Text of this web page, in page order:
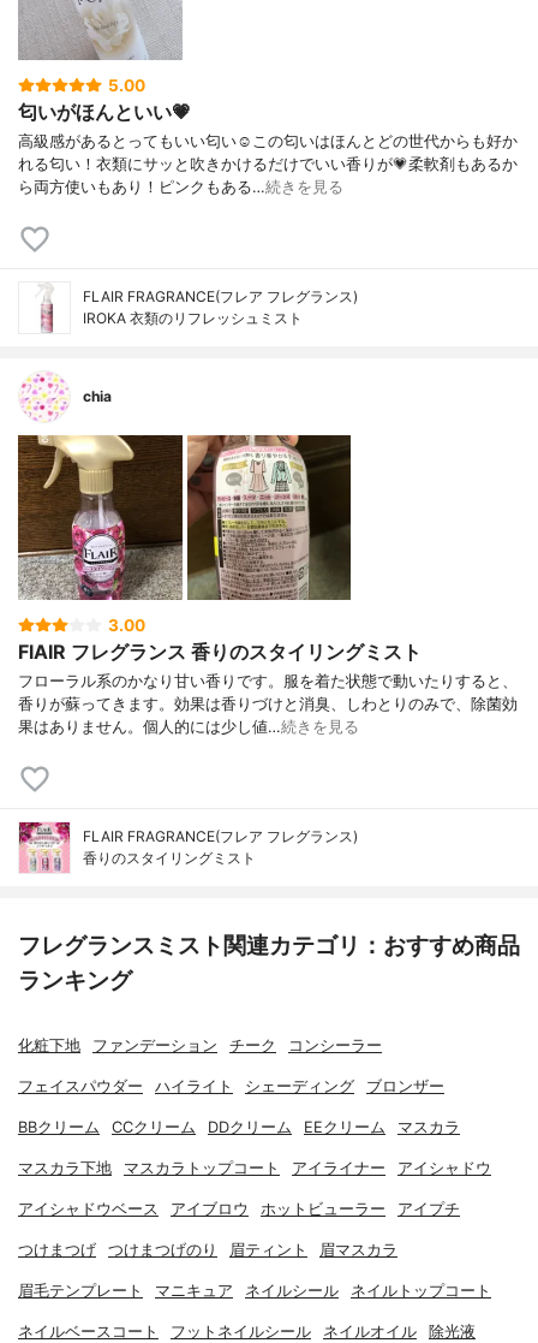
5.00
匂いがほんといい💗
高級感があるとってもいい匂い☺️この匂いはほんとどの世代からも好か
れる匂い！衣類にサッと吹きかけるだけでいい香りが💗柔軟剤もあるか
ら両方使いもあり！ピンクもある…続きを見る
FLAIR FRAGRANCE(‎フレア フレグランス)
IROKA 衣類のリフレッシュミスト
chia
3.00
FlAIR フレグランス 香りのスタイリングミスト
フローラル系のかなり甘い香りです。服を着た状態で動いたりすると、
香りが蘇ってきます。効果は香りづけと消臭、しわとりのみで、除菌効
果はありません。個人的には少し値…続きを見る
FLAIR FRAGRANCE(フレア フレグランス)
香りのスタイリングミスト
フレグランスミスト関連カテゴリ：おすすめ商品
ランキング
化粧下地 ファンデーション チーク コンシーラー
フェイスパウダー ハイライト シェーディング ブロンザー
BBクリーム CCクリーム DDクリーム EEクリーム マスカラ
マスカラ下地 マスカラトップコート アイライナー アイシャドウ
アイシャドウベース アイブロウ ホットビューラー アイプチ
つけまつげ つけまつげのり 眉ティント 眉マスカラ
眉毛テンプレート マニキュア ネイルシール ネイルトップコート
ネイルベースコート フットネイルシール ネイルオイル 除光液